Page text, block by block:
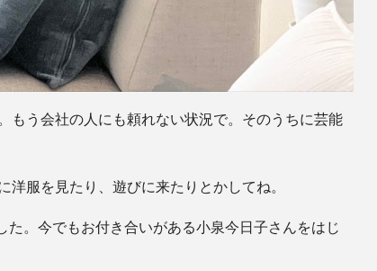
もう会社の人にも頼れない状況で。そのうちに芸能
服を見たり、遊びに来たりとかしてね。
。今でもお付き合いがある小泉今日子さんをはじ